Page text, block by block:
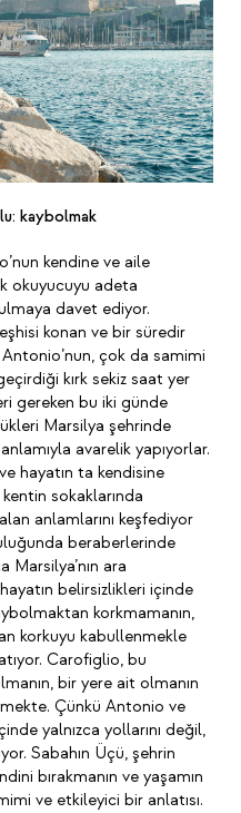
kaybolmak
kendine ve aile
okuyucuyu adeta
davet ediyor.
konan ve bir süredir
çok da samimi
kırk sekiz saat yer
gereken bu iki günde
Marsilya şehrinde
avarelik yapıyorlar.
hayatın ta kendisine
sokaklarında
anlamlarını keşfediyor
beraberlerinde
Marsilya’nın ara
belirsizlikleri içinde
korkmamanın,
korkuyu kabullenmekle
Carofiglio, bu
bir yere ait olmanın
Çünkü Antonio ve
yalnızca yollarını değil,
Sabahın Üçü, şehrin
bırakmanın ve yaşamın
ve etkileyici bir anlatısı.